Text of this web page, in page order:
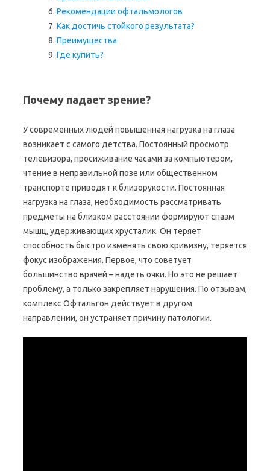
Рекомендации офтальмологов
Как достичь стойкого результата?
Преимущества
Где купить?
Почему падает зрение?
У современных людей повышенная нагрузка на глаза
возникает с самого детства. Постоянный просмотр
телевизора, просиживание часами за компьютером,
чтение в неправильной позе или общественном
транспорте приводят к близорукости. Постоянная
нагрузка на глаза, необходимость рассматривать
предметы на близком расстоянии формируют спазм
мышц, удерживающих хрусталик. Он теряет
способность быстро изменять свою кривизну, теряется
фокус изображения. Первое, что советует
большинство врачей – надеть очки. Но это не решает
проблему, а только закрепляет нарушения. По отзывам,
комплекс Офтальгон действует в другом
направлении, он устраняет причину патологии.